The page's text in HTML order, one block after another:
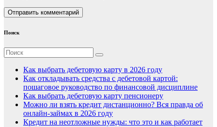
Поиск
Как выбрать дебетовую карту в 2026 году
Как откладывать средства с дебетовой картой:
пошаговое руководство по финансовой дисциплине
Как выбрать дебетовую карту пенсионеру
Можно ли взять кредит дистанционно? Вся правда об
онлайн-займах в 2026 году
Кредит на неотложные нужды: что это и как работает